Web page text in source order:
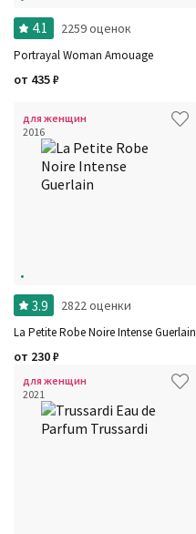
Количество оценок
4.1 2259 оценок
Portrayal Woman Amouage
от 435₽
для женщин
2016
3.9 2822 оценки
La Petite Robe Noire Intense Guerlain
от 230₽
для женщин
2021